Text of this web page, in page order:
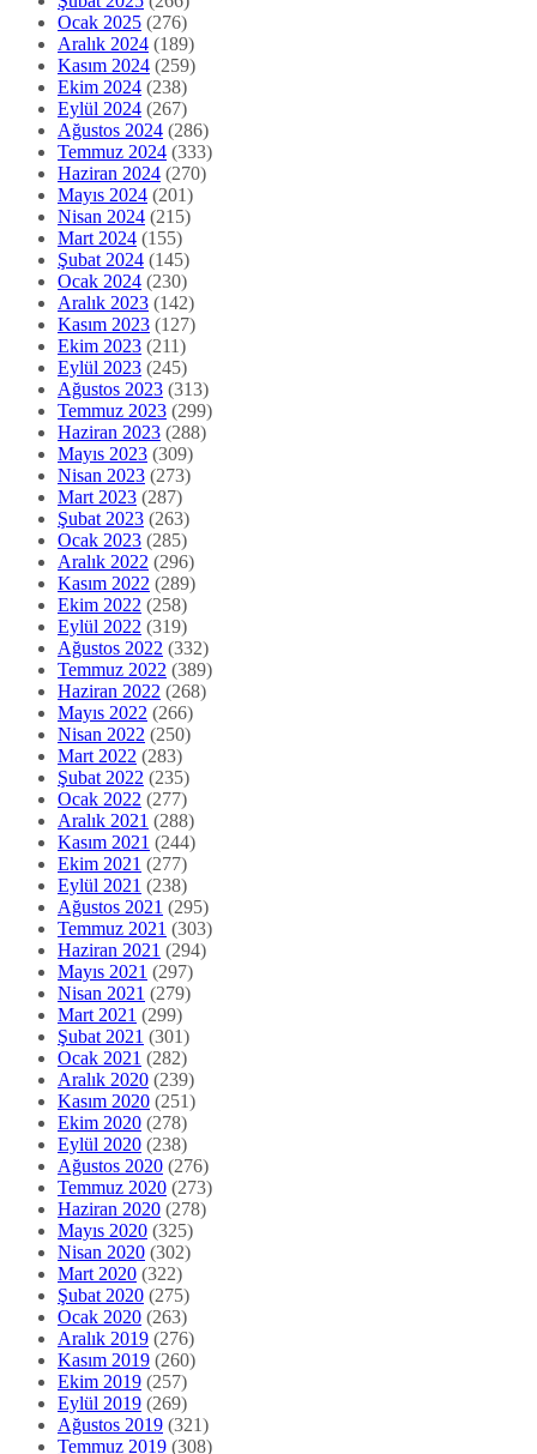
Ocak 2025 (276)
Aralık 2024 (189)
Kasım 2024 (259)
Ekim 2024 (238)
Eylül 2024 (267)
Ağustos 2024 (286)
Temmuz 2024 (333)
Haziran 2024 (270)
Mayıs 2024 (201)
Nisan 2024 (215)
Mart 2024 (155)
Şubat 2024 (145)
Ocak 2024 (230)
Aralık 2023 (142)
Kasım 2023 (127)
Ekim 2023 (211)
Eylül 2023 (245)
Ağustos 2023 (313)
Temmuz 2023 (299)
Haziran 2023 (288)
Mayıs 2023 (309)
Nisan 2023 (273)
Mart 2023 (287)
Şubat 2023 (263)
Ocak 2023 (285)
Aralık 2022 (296)
Kasım 2022 (289)
Ekim 2022 (258)
Eylül 2022 (319)
Ağustos 2022 (332)
Temmuz 2022 (389)
Haziran 2022 (268)
Mayıs 2022 (266)
Nisan 2022 (250)
Mart 2022 (283)
Şubat 2022 (235)
Ocak 2022 (277)
Aralık 2021 (288)
Kasım 2021 (244)
Ekim 2021 (277)
Eylül 2021 (238)
Ağustos 2021 (295)
Temmuz 2021 (303)
Haziran 2021 (294)
Mayıs 2021 (297)
Nisan 2021 (279)
Mart 2021 (299)
Şubat 2021 (301)
Ocak 2021 (282)
Aralık 2020 (239)
Kasım 2020 (251)
Ekim 2020 (278)
Eylül 2020 (238)
Ağustos 2020 (276)
Temmuz 2020 (273)
Haziran 2020 (278)
Mayıs 2020 (325)
Nisan 2020 (302)
Mart 2020 (322)
Şubat 2020 (275)
Ocak 2020 (263)
Aralık 2019 (276)
Kasım 2019 (260)
Ekim 2019 (257)
Eylül 2019 (269)
Ağustos 2019 (321)
Temmuz 2019 (308)